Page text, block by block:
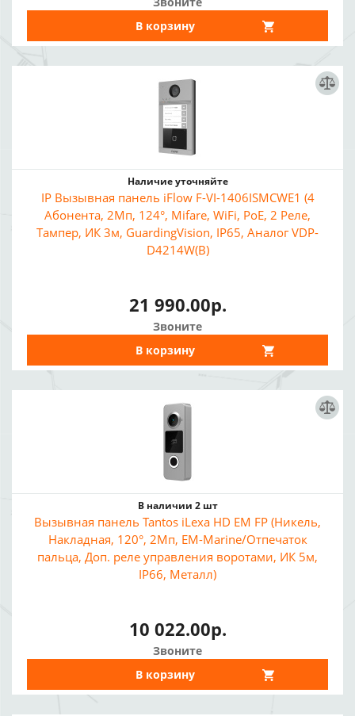
В корзину
Наличие уточняйте
IP Вызывная панель iFlow F-VI-1406ISMCWE1 (4
Абонента, 2Мп, 124°, Mifare, WiFi, PoE, 2 Реле,
Тампер, ИК 3м, GuardingVision, IP65, Аналог VDP-
D4214W(B)
21 990.00р.
Звоните
В корзину
В наличии 2 шт
Вызывная панель Tantos iLexa HD EM FP (Никель,
Накладная, 120°, 2Мп, EM-Marine/Отпечаток
пальца, Доп. реле управления воротами, ИК 5м,
IP66, Металл)
10 022.00р.
Звоните
В корзину